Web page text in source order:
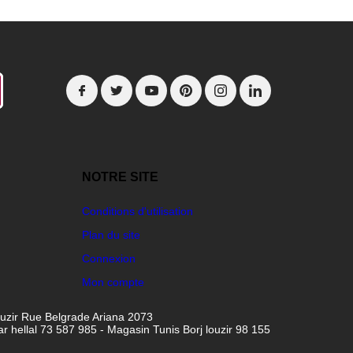
NOTRE SITE
Conditions d'utilisation
Plan du site
Connexion
Mon compte
Rue Belgrade Ariana 2073
hellal 73 587 985 - Magasin Tunis Borj louzir 98 155